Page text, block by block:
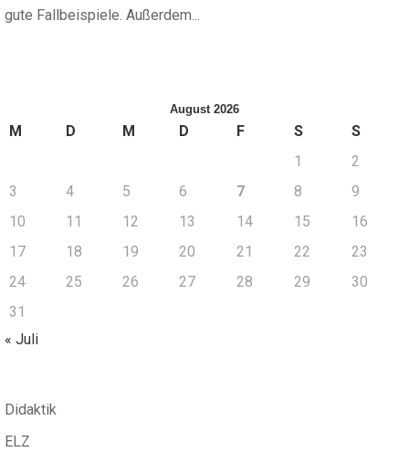
gute Fallbeispiele. Außerdem...
August 2026
M D M D F S
S
1
2
3
4 5 6 7 8
9
10
11 12 13 14 15
16
17
18 19 20 21 22
23
24
25 26 27 28 29
30
31
« Juli
Didaktik
ELZ